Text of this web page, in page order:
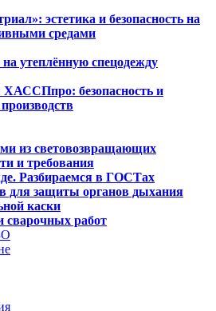
эстетика и безопасность на
средами
утеплённую спецодежду
безопасность и
из световозвращающих
и требования
Разбираемся в ГОСТах
для защиты органов дыхания
каски
сварочных работ